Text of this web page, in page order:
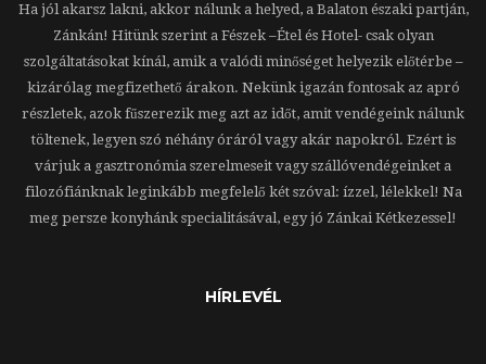
Ha jól akarsz lakni, akkor nálunk a helyed, a Balaton északi partján,
Zánkán! Hitünk szerint a Fészek –Étel és Hotel- csak olyan
szolgáltatásokat kínál, amik a valódi minőséget helyezik előtérbe –
kizárólag megfizethető árakon. Nekünk igazán fontosak az apró
részletek, azok fűszerezik meg azt az időt, amit vendégeink nálunk
töltenek, legyen szó néhány óráról vagy akár napokról. Ezért is
várjuk a gasztronómia szerelmeseit vagy szállóvendégeinket a
filozófiánknak leginkább megfelelő két szóval: ízzel, lélekkel! Na
meg persze konyhánk specialitásával, egy jó Zánkai Kétkezessel!
HÍRLEVÉL